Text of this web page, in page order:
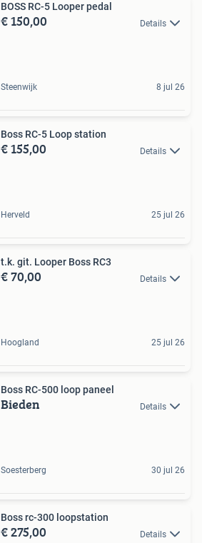
BOSS RC-5 Looper pedal
€ 150,00 Details
Steenwijk 8 jul 26
Boss RC-5 Loop station
€ 155,00 Details
Herveld 25 jul 26
t.k. git. Looper Boss RC3
€ 70,00 Details
Hoogland 25 jul 26
Boss RC-500 loop paneel
Bieden Details
Soesterberg 30 jul 26
Boss rc-300 loopstation
€ 275,00 Details